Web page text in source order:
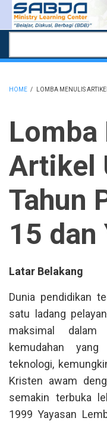
Skip
content
HOME / LOMBA MENULIS
Artikel
Tahun
15 dan
Latar Belakang
Dunia pendidikan
satu ladang
maksimal
kemudahan
teknologi,
Kristen awam
semakin terbuka
1999 Yayasan